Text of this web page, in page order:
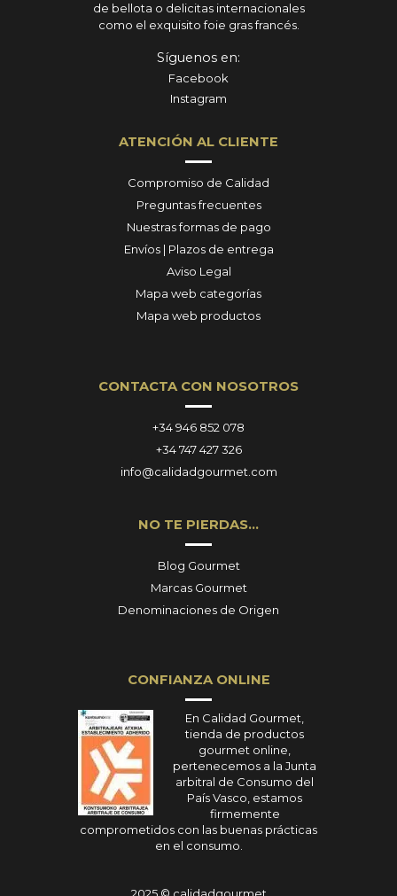
de bellota o delicitas internacionales
como el exquisito foie gras francés.
Síguenos en:
Facebook
Instagram
ATENCIÓN AL CLIENTE
Compromiso de Calidad
Preguntas frecuentes
Nuestras formas de pago
Envíos | Plazos de entrega
Aviso Legal
Mapa web categorías
Mapa web productos
CONTACTA CON NOSOTROS
+34 946 852 078
+34 747 427 326
info@calidadgourmet.com
NO TE PIERDAS…
Blog Gourmet
Marcas Gourmet
Denominaciones de Origen
CONFIANZA ONLINE
En Calidad Gourmet,
tienda de productos
gourmet online,
pertenecemos a la Junta
arbitral de Consumo del
País Vasco, estamos
firmemente
comprometidos con las buenas prácticas
en el consumo.
2025 © calidadgourmet